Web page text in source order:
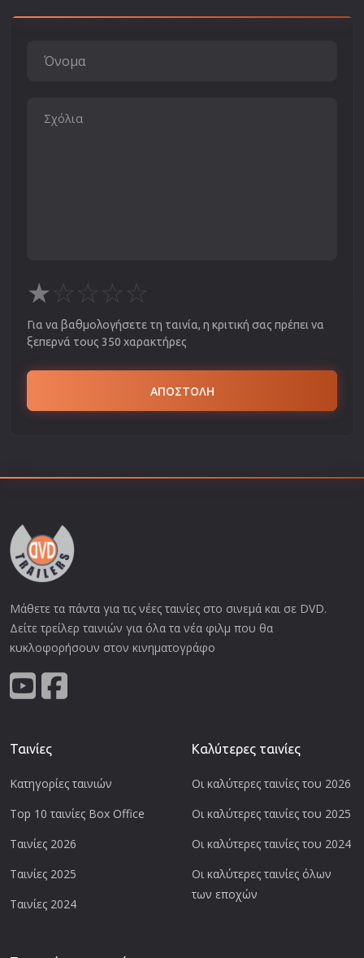
★☆☆☆☆
Για να βαθμολογήσετε τη ταινία, η κριτική σας πρέπει να
ξεπερνά τους 350 χαρακτήρες
ΑΠΟΣΤΟΛΗ
Μάθετε τα πάντα για τις νέες ταινίες στο σινεμά και σε DVD.
Δείτε τρείλερ ταινιών για όλα τα νέα φιλμ που θα
κυκλοφορήσουν στον κινηματογράφο
Ταινίες
Κατηγορίες ταινιών
Top 10 ταινίες Box Office
Ταινίες 2026
Ταινίες 2025
Ταινίες 2024
Καλύτερες ταινίες
Οι καλύτερες ταινίες του 2026
Οι καλύτερες ταινίες του 2025
Οι καλύτερες ταινίες του 2024
Οι καλύτερες ταινίες όλων
των εποχών